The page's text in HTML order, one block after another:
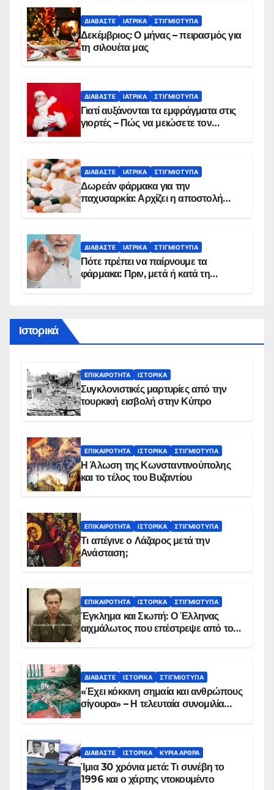
ΔΙΑΒΆΣΤΕ ΙΑΤΡΙΚΆ ΣΤΙΓΜΙΌΤΥΠΑ
Δεκέμβριος: Ο μήνας – πειρασμός για
τη σιλουέτα μας
ΔΙΑΒΆΣΤΕ ΙΑΤΡΙΚΆ ΣΤΙΓΜΙΌΤΥΠΑ
Γιατί αυξάνονται τα εμφράγματα στις
γιορτές – Πώς να μειώσετε τον
ΔΙΑΒΆΣΤΕ ΙΑΤΡΙΚΆ ΣΤΙΓΜΙΌΤΥΠΑ
Δωρεάν φάρμακα για την
παχυσαρκία: Αρχίζει η αποστολή
ΔΙΑΒΆΣΤΕ ΙΑΤΡΙΚΆ ΣΤΙΓΜΙΌΤΥΠΑ
Πότε πρέπει να παίρνουμε τα
φάρμακα: Πριν, μετά ή κατά τη
Ιστορικά
ΕΠΙΚΑΙΡΌΤΗΤΑ ΙΣΤΟΡΙΚΆ
Συγκλονιστικές μαρτυρίες από την
τουρκική εισβολή στην Κύπρο
ΕΠΙΚΑΙΡΌΤΗΤΑ ΙΣΤΟΡΙΚΆ ΣΤΙΓΜΙΌΤΥΠΑ
Η Άλωση της Κωνσταντινούπολης
και το τέλος του Βυζαντίου
ΕΠΙΚΑΙΡΌΤΗΤΑ ΙΣΤΟΡΙΚΆ ΣΤΙΓΜΙΌΤΥΠΑ
Τι απέγινε ο Λάζαρος μετά την
Ανάσταση;
ΕΠΙΚΑΙΡΌΤΗΤΑ ΙΣΤΟΡΙΚΆ ΣΤΙΓΜΙΌΤΥΠΑ
Έγκλημα και Σιωπή: Ο Έλληνας
αιχμάλωτος που επέστρεψε από το
ΔΙΑΒΆΣΤΕ ΙΣΤΟΡΙΚΆ ΣΤΙΓΜΙΌΤΥΠΑ
«Έχει κόκκινη σημαία και ανθρώπους
σίγουρα» – Η τελευταία συνομιλία
ΔΙΑΒΆΣΤΕ ΙΣΤΟΡΙΚΆ ΚΥΡΙΑ ΑΡΘΡΑ
Ίμια 30 χρόνια μετά: Τι συνέβη το
1996 και ο χάρτης ντοκουμέντο